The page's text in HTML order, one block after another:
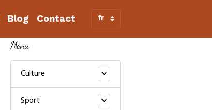
Blog Contact
Menu
Culture
Sport